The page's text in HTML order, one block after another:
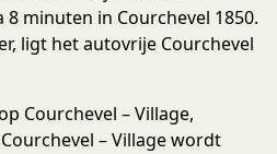
minuten in Courchevel 1850.
ligt het autovrije Courchevel
Courchevel – Village,
– Village wordt